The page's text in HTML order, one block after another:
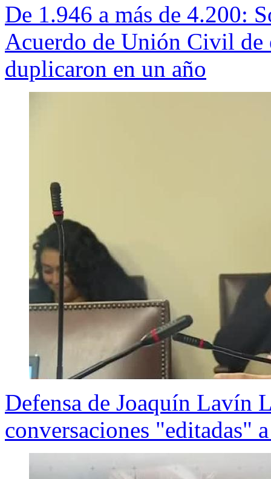
De 1.946 a más de 4.200:
Acuerdo de Unión Civil de
duplicaron en un año
Defensa de Joaquín Lavín
conversaciones "editadas"